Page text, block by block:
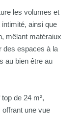
les volumes et
ainsi que
mêlant matéraiux
des espaces à la
au bien être au
de 24 m²,
une vue